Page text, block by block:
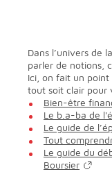
Dans l’univers de
parler de notions,
Ici, on fait un point
tout soit clair pour
Bien-être
Le b.a-ba de
Le guide de
Tout
Le guide du
Boursier